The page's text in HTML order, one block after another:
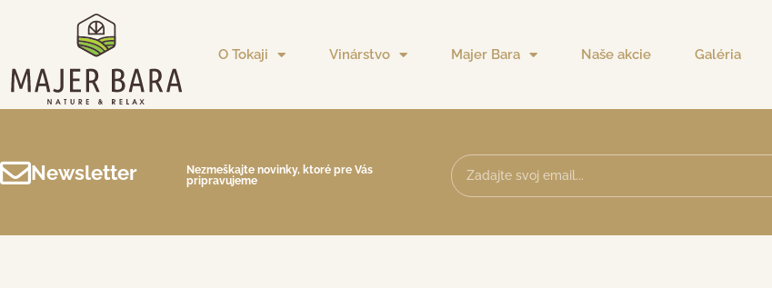
O Tokaji Vinárstvo Majer Bara Naše akcie Galéria
Newsletter
Nezmeškajte novinky, ktoré pre Vás
pripravujeme